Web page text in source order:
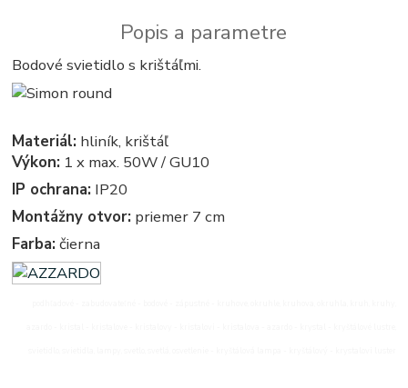
Popis a parametre
Bodové svietidlo s krištáľmi.
Materiál: hliník, krištáľ
Výkon: 1 x max. 50W / GU10
IP ochrana: IP20
Montážny otvor: priemer 7 cm
Farba: čierna